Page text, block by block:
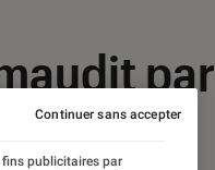
par
fins publicitaires par
Continuer sans accepter